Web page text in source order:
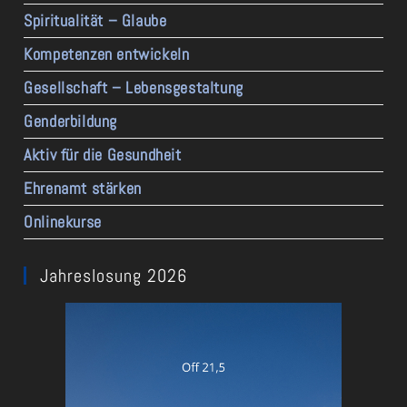
Spiritualität – Glaube
Kompetenzen entwickeln
Gesellschaft – Lebensgestaltung
Genderbildung
Aktiv für die Gesundheit
Ehrenamt stärken
Onlinekurse
Jahreslosung 2026